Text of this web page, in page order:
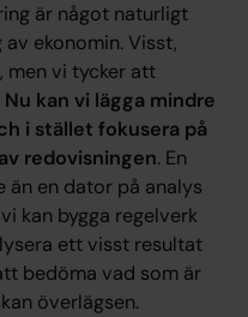
är något naturligt
ekonomin. Visst,
men vi tycker att
Nu kan vi lägga mindre
i stället fokusera på
redovisningen. En
än en dator på analys
kan bygga regelverk
ett visst resultat
bedöma vad som är
överlägsen.